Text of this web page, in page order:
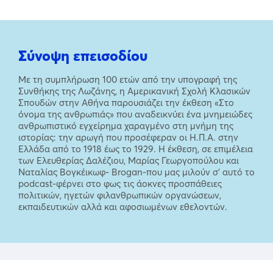
Σύνοψη επεισοδίου
Με τη συμπλήρωση 100 ετών από την υπογραφή της
Συνθήκης της Λωζάνης, η Αμερικανική Σχολή Κλασικών
Σπουδών στην Αθήνα παρουσιάζει την έκθεση «Στο
όνομα της ανθρωπιάς» που αναδεικνύει ένα μνημειώδες
ανθρωπιστικό εγχείρημα χαραγμένο στη μνήμη της
ιστορίας: την αρωγή που προσέφεραν οι Η.Π.Α. στην
Ελλάδα από το 1918 έως το 1929. H έκθεση, σε επιμέλεια
των Ελευθερίας Δαλέζιου, Μαρίας Γεωργοπούλου και
Ναταλίας Βογκέικωφ- Brogan-που μας μιλούν σ’ αυτό το
podcast-φέρνει στο φως τις άοκνες προσπάθειες
πολιτικών, ηγετών φιλανθρωπικών οργανώσεων,
εκπαιδευτικών αλλά και αφοσιωμένων εθελοντών.